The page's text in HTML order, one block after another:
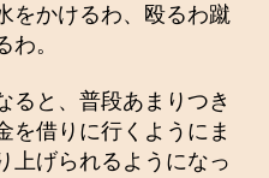
をかけるわ、殴るわ蹴
。
ると、普段あまりつき
を借りに行くようにま
上げられるようになっ